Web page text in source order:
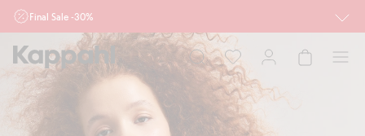
Final Sale -30%
Ważne przy zakupie min. 2 sztuk produktów włączonych w ofertę, również z
działu outlet do 10.8 w sklepach Kappahl i Newbie oraz na kappahl.com. Ofert
nie łączymy
Kobieta Dziecko
Niemowlę
Newbie